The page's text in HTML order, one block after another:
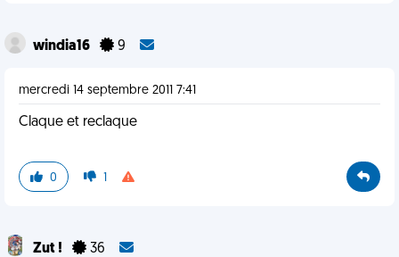
windia16 9
mercredi 14 septembre 2011 7:41
Claque et reclaque
0 1
Zut ! 36